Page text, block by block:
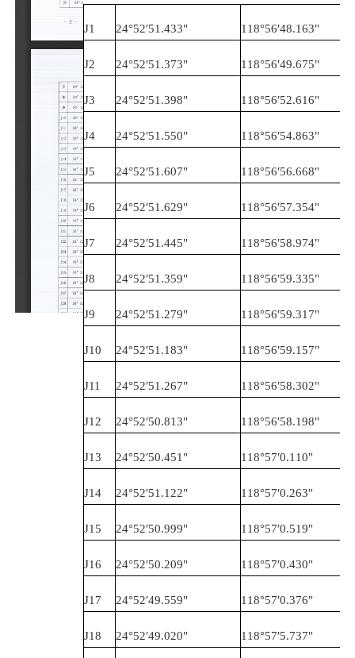
J1 24°52′51.433" 118°56′48.163"
J2 24°52′51.373" 118°56′49.675"
J3 24°52′51.398" 118°56′52.616"
J4 24°52′51.550" 118°56′54.863"
J5 24°52′51.607" 118°56′56.668"
J6 24°52′51.629" 118°56′57.354"
J7 24°52′51.445" 118°56′58.974"
J8 24°52′51.359" 118°56′59.335"
J9 24°52′51.279" 118°56′59.317"
J10 24°52′51.183" 118°56′59.157"
J11 24°52′51.267" 118°56′58.302"
J12 24°52′50.813" 118°56′58.198"
J13 24°52′50.451 " 118°57′0.110"
J14 24°52′51.122" 118°57′0.263"
J15 24°52′50.999" 118°57′0.519"
J16 24°52′50.209" 118°57′0.430"
J17 24°52′49.559" 118°57′0.376"
J18 24°52′49.020" 118°57′5.737"